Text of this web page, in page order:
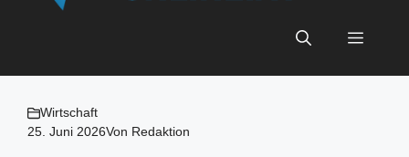
Menü
Wirtschaft
25. Juni 2026Von Redaktion